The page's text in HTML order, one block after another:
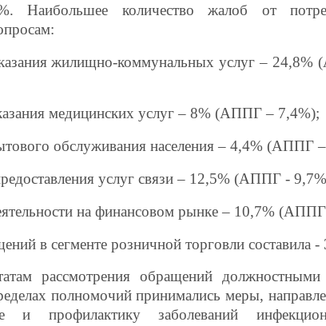
Наибольшее количество жалоб от
жилищно-коммунальных услуг –
медицинских услуг – 8% (АППГ – 7,4%);
обслуживания населения – 4,4% (АППГ
услуг связи – 12,5% (АППГ -
на финансовом рынке – 10,7%
в сегменте розничной торговли составила -
рассмотрения обращений
полномочий принимались меры,
и профилактику заболеваний